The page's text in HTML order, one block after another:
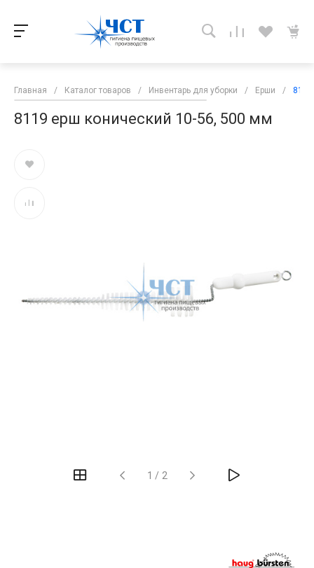
Главная / Каталог товаров / Инвентарь для уборки / Ерши /
8119 ерш конический 10-56, 500 мм
1 / 2